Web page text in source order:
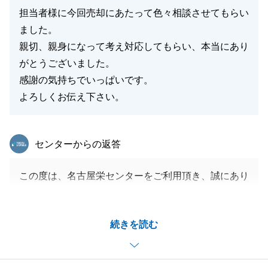
うございました。
担当者様に今回売却にあたって色々相談させてもらい
ました。
親切、親身になって考え対応してもらい、本当にあり
がとうございました。
感謝の気持ちでいっぱいです。
よろしくお伝え下さい。
続きを読む
東急リバブル
センターからの返答
この度は、名古屋栄センターをご利用頂き、誠にあり
お取引に際し、いろいろな事がありご不安になられた
事もあったかと存じますが、無事お引渡しまでお手伝